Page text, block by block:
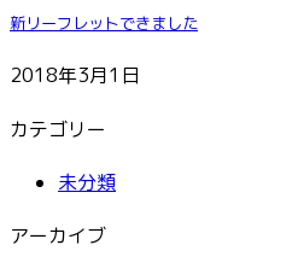
新リーフレットできました
2018年3月1日
カテゴリー
未分類
アーカイブ